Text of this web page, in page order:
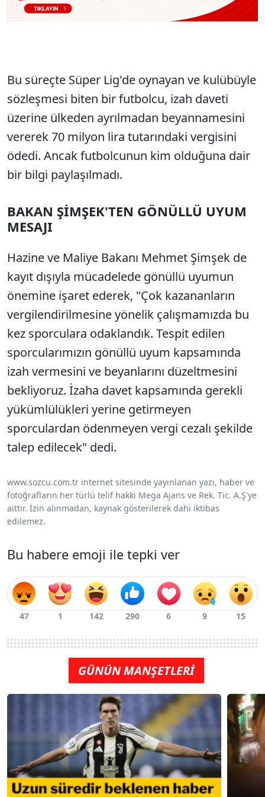
Bu süreçte Süper Lig'de oynayan ve kulübüyle
sözleşmesi biten bir futbolcu, izah daveti
üzerine ülkeden ayrılmadan beyannamesini
vererek 70 milyon lira tutarındaki vergisini
ödedi. Ancak futbolcunun kim olduğuna dair
bir bilgi paylaşılmadı.
BAKAN ŞİMŞEK'TEN GÖNÜLLÜ UYUM
MESAJI
Hazine ve Maliye Bakanı Mehmet Şimşek de
kayıt dışıyla mücadelede gönüllü uyumun
önemine işaret ederek, "Çok kazananların
vergilendirilmesine yönelik çalışmamızda bu
kez sporculara odaklandık. Tespit edilen
sporcularımızın gönüllü uyum kapsamında
izah vermesini ve beyanlarını düzeltmesini
bekliyoruz. İzaha davet kapsamında gerekli
yükümlülükleri yerine getirmeyen
sporculardan ödenmeyen vergi cezalı şekilde
talep edilecek" dedi.
www.sozcu.com.tr internet sitesinde yayınlanan yazı, haber ve
fotoğrafların her türlü telif hakkı Mega Ajans ve Rek. Tic. A.Ş'ye
aittir. İzin alınmadan, kaynak gösterilerek dahi iktibas
edilemez.
Bu habere emoji ile tepki ver
GÜNÜN MANŞETLERİ